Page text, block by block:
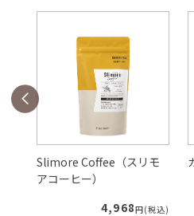
Slimore Coffee（スリモ
アコーヒー）
4,968円(税込)